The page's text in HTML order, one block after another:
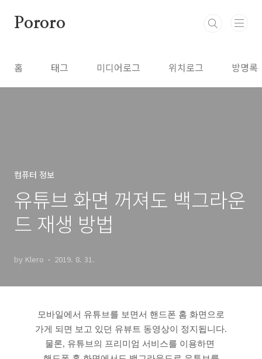
Pororo
홈 태그 미디어로그 위치로그 방명록
컴퓨터 정보
유튜브 화면 꺼져도 백그라운
드 재생 방법
by Klero 2019. 8. 31.
모바일에서 유튜브를 보면서 핸드폰 홈 화면으로
가게 되면 보고 있던 유뷰트 동영상이 정지됩니다.
물론, 유튜브의 프리미엄 서비스를 이용하면